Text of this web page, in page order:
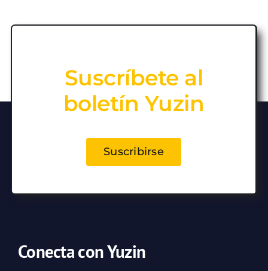
Suscríbete al
boletín Yuzin
Suscribirse
Conecta con Yuzin